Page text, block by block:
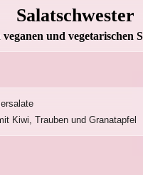
Salatschwester
veganen und vegetarischen
Kiwi, Trauben und Granatapfel